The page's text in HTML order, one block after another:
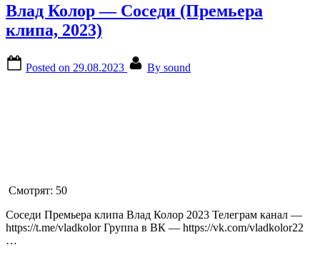
Влад Колор — Соседи (Премьера
клипа, 2023)
Posted on 29.08.2023 By sound
Смотрят: 50
Соседи Премьера клипа Влад Колор 2023 Телеграм канал —
https://t.me/vladkolor Группа в ВК — https://vk.com/vladkolor22
…